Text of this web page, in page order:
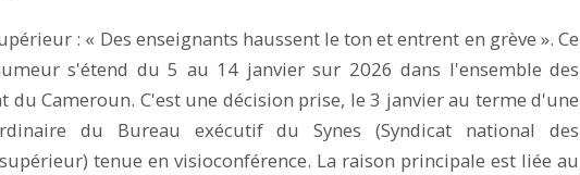
: « Des enseignants haussent le ton et entrent en grève ». Ce
s'étend du 5 au 14 janvier sur 2026 dans l'ensemble des
du Cameroun. C'est une décision prise, le 3 janvier au terme d'une
du Bureau exécutif du Synes (Syndicat national des
tenue en visioconférence. La raison principale est liée au